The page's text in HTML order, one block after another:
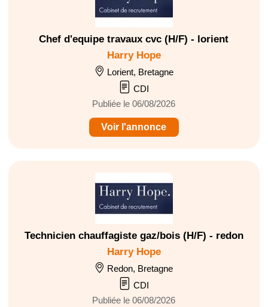
Chef d'equipe travaux cvc (H/F) - lorient
Harry Hope
Lorient, Bretagne
CDI
Publiée le 06/08/2026
Voir l'annonce
Technicien chauffagiste gaz/bois (H/F) - redon
Harry Hope
Redon, Bretagne
CDI
Publiée le 06/08/2026